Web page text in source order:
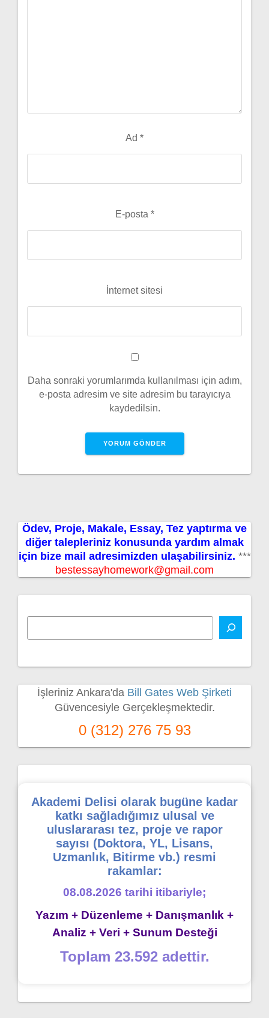
Ad *
E-posta *
İnternet sitesi
Daha sonraki yorumlarımda kullanılması için adım,
e-posta adresim ve site adresim bu tarayıcıya
kaydedilsin.
Ödev, Proje, Makale, Essay, Tez yaptırma ve
diğer talepleriniz konusunda yardım almak
için bize mail adresimizden ulaşabilirsiniz. ***
bestessayhomework@gmail.com
İşleriniz Ankara'da Bill Gates Web Şirketi
Güvencesiyle Gerçekleşmektedir.
0 (312) 276 75 93
Akademi Delisi olarak bugüne kadar
katkı sağladığımız ulusal ve
uluslararası tez, proje ve rapor
sayısı (Doktora, YL, Lisans,
Uzmanlık, Bitirme vb.) resmi
rakamlar:
08.08.2026 tarihi itibariyle;
Yazım + Düzenleme + Danışmanlık +
Analiz + Veri + Sunum Desteği
Toplam 23.592 adettir.